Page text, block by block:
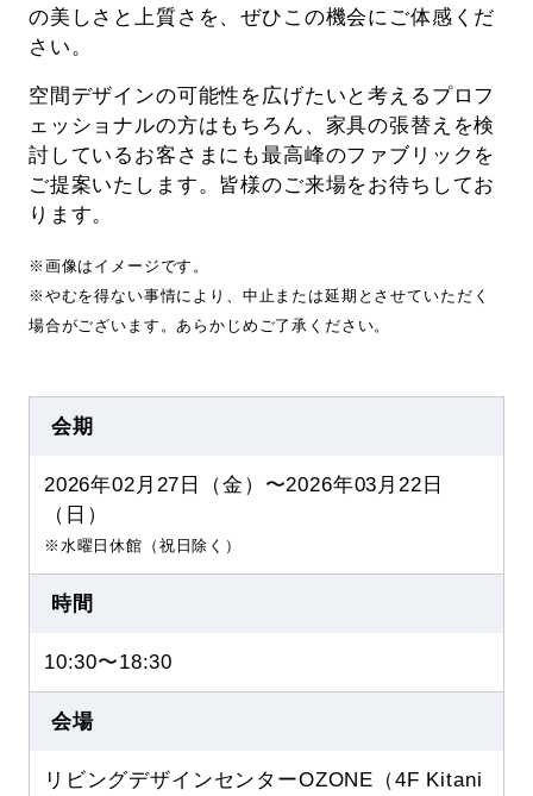
の美しさと上質さを、ぜひこの機会にご体感くだ
さい。
空間デザインの可能性を広げたいと考えるプロフ
ェッショナルの方はもちろん、家具の張替えを検
討しているお客さまにも最高峰のファブリックを
ご提案いたします。皆様のご来場をお待ちしてお
ります。
※画像はイメージです。
※やむを得ない事情により、中止または延期とさせていただく
場合がございます。あらかじめご了承ください。
会期
2026年02月27日（金）〜2026年03月22日
（日）
※水曜日休館（祝日除く）
時間
10:30〜18:30
会場
リビングデザインセンターOZONE（4F Kitani